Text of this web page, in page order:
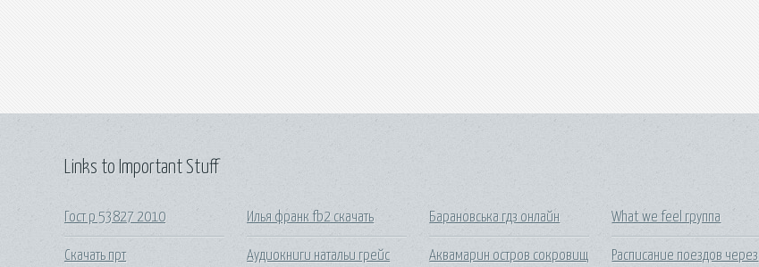
Links to Important Stuff
Гост р 53827 2010
Скачать прт
Илья франк fb2 скачать
Аудиокниги натальи грейс
Барановська гдз онлайн
Аквамарин остров сокровищ
What we feel группа
Расписание поездов через